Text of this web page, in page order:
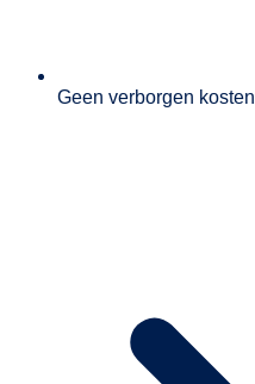
Geen verborgen kosten